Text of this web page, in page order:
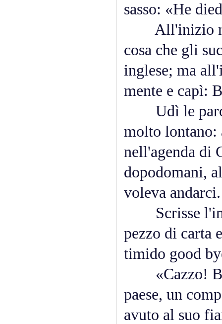
sasso: «He
All'inizio
cosa che gli
inglese; ma
mente e capì:
Udì le
molto lontano:
nell'agenda di
dopodomani,
voleva andarci.
Scrisse
pezzo di carta
timido good
«Cazzo!
paese, un
avuto al suo